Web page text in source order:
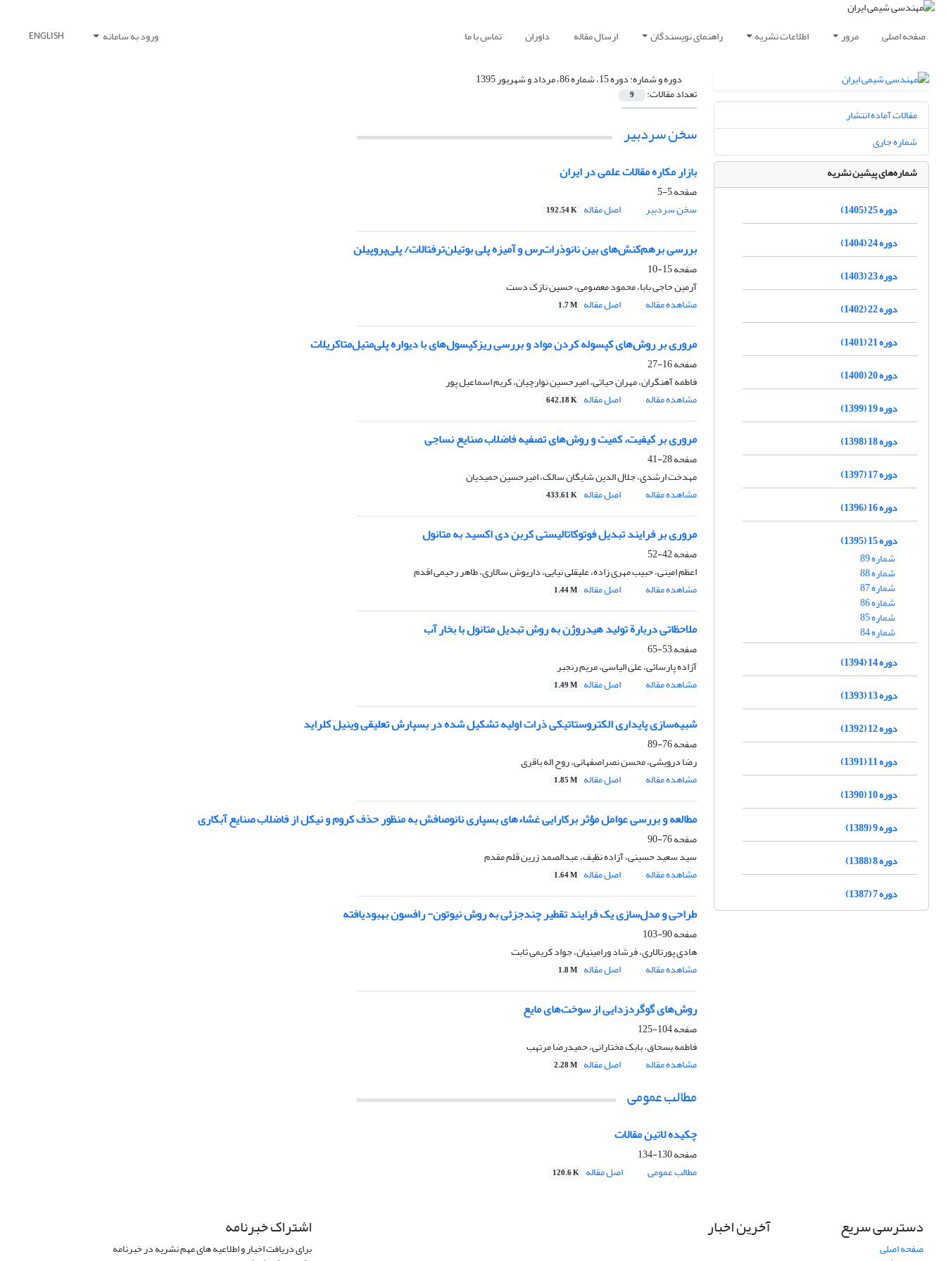
صفحه اصلی مرور اطلاعات نشریه راهنمای نویسندگان ارسال مقاله داوران تماس با ما ورود به سامانه ENGLISH
دوره و شماره:دوره 15، شماره 86، مرداد و شهریور 1395
تعداد مقالات: 9
سخن سردبیر
بازار مکاره مقالات علمی در ایران
صفحه5-5
سخن سردبیر
اصل مقاله 192.54 K
بررسی برهم‌کنش‌های بین نانوذرات‌رس و آمیزه پلی بوتیلن‌ترفتالات/ پلی‌پروپیلن
صفحه15-10
آرمین حاجی بابا، محمود معصومی، حسین نازک دست
مشاهده مقاله
اصل مقاله 1.7 M
مروری بر روش‌های کپسوله کردن مواد و بررسی ریزکپسول‌های با دیواره پلی‌متیل‌متاکریلات
صفحه16-27
فاطمه آهنگران، مهران حیاتی، امیرحسین نوارچیان، کریم اسماعیل پور
مشاهده مقاله
اصل مقاله 642.18 K
مروری بر کیفیت، کمیت و روش‌های تصفیه فاضلاب صنایع نساجی
صفحه28-41
مهدخت ارشدی، جلال الدین شایگان سالک، امیرحسین حمیدیان
مشاهده مقاله
اصل مقاله 433.61 K
مروری بر فرایند تبدیل فوتوکاتالیستی کربن دی اکسید به متانول
صفحه42-52
اعظم امینی، حبیب مهری زاده، علیقلی نیایی، داریوش سالاری، طاهر رحیمی اقدم
مشاهده مقاله
اصل مقاله 1.44 M
ملاحظاتی دربارة تولید هیدروژن به روش تبدیل متانول با بخار آب
صفحه53-65
آزاده پارسائی، علی الیاسی، مریم رنجبر
مشاهده مقاله
اصل مقاله 1.49 M
شبیه‌سازی پایداری الکتروستاتیکی ذرات اولیه تشکیل شده در بسپارش تعلیقی وینیل کلراید
صفحه76-89
رضا درویشی، محسن نصراصفهانی، روح اله باقری
مشاهده مقاله
اصل مقاله 1.85 M
مطالعه و بررسی عوامل مؤثر برکارایی غشاءهای بسپاری نانوصافش به منظور حذف کروم و نیکل از فاضلاب صنایع آبکاری
صفحه76-90
سید سعید حسینی، آزاده نظیف، عبدالصمد زرین قلم مقدم
مشاهده مقاله
اصل مقاله 1.64 M
طراحی و مدل‌سازی یک فرایند تقطیر چندجزئی به روش نیوتون- رافسون بهبودیافته
صفحه90-103
هادی پورتالاری، فرشاد ورامینیان، جواد کریمی ثابت
مشاهده مقاله
اصل مقاله 1.8 M
روش‌هاى گوگردزدایی از سوخت‌هاى مایع
صفحه104-125
فاطمه بسحاق، بابک مختارانی، حمیدرضا مرتهب
مشاهده مقاله
اصل مقاله 2.28 M
مطالب عمومی
چکیده لاتین مقالات
صفحه130-134
مطالب عمومی
اصل مقاله 120.6 K
مقالات آماده انتشار
شماره جاری
شماره‌های پیشین نشریه
دوره 25 (1405)
دوره 24 (1404)
دوره 23 (1403)
دوره 22 (1402)
دوره 21 (1401)
دوره 20 (1400)
دوره 19 (1399)
دوره 18 (1398)
دوره 17 (1397)
دوره 16 (1396)
دوره 15 (1395)
شماره 89
شماره 88
شماره 87
شماره 86
شماره 85
شماره 84
دوره 14 (1394)
دوره 13 (1393)
دوره 12 (1392)
دوره 11 (1391)
دوره 10 (1390)
دوره 9 (1389)
دوره 8 (1388)
دوره 7 (1387)
دسترسی سریع
صفحه اصلی
آخرین اخبار اشتراک خبرنامه
برای دریافت اخبار و اطلاعیه های مهم نشریه در خبرنامه